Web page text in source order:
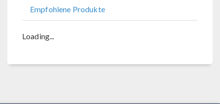
Empfohlene Produkte
Loading...